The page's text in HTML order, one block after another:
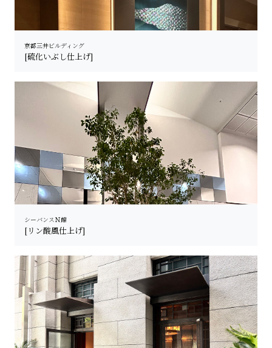
京都三井ビルディング
[硫化いぶし仕上げ]
シーバンスＮ館
[リン酸風仕上げ]